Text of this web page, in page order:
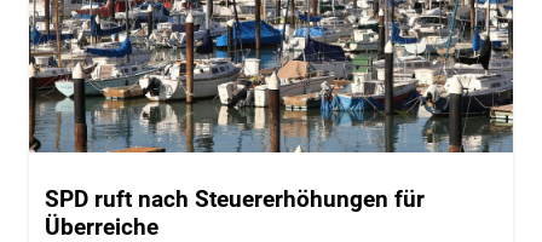
SPD ruft nach Steuererhöhungen für
Überreiche